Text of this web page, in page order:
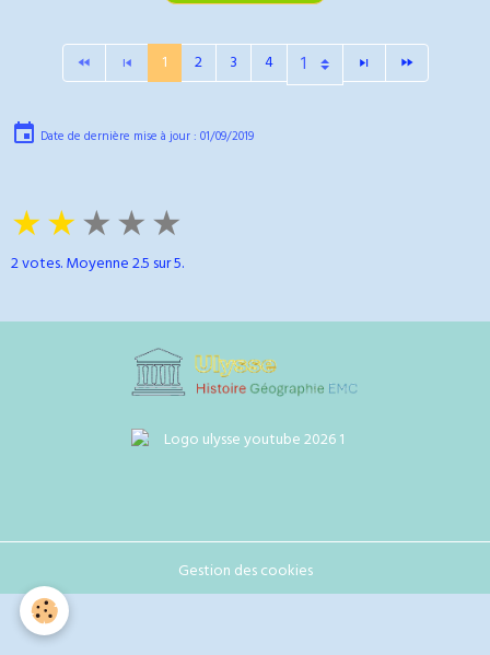
1 2 3 4
Date de dernière mise à jour : 01/09/2019
★★★★★
2votes. Moyenne2.5 sur 5.
Gestion des cookies